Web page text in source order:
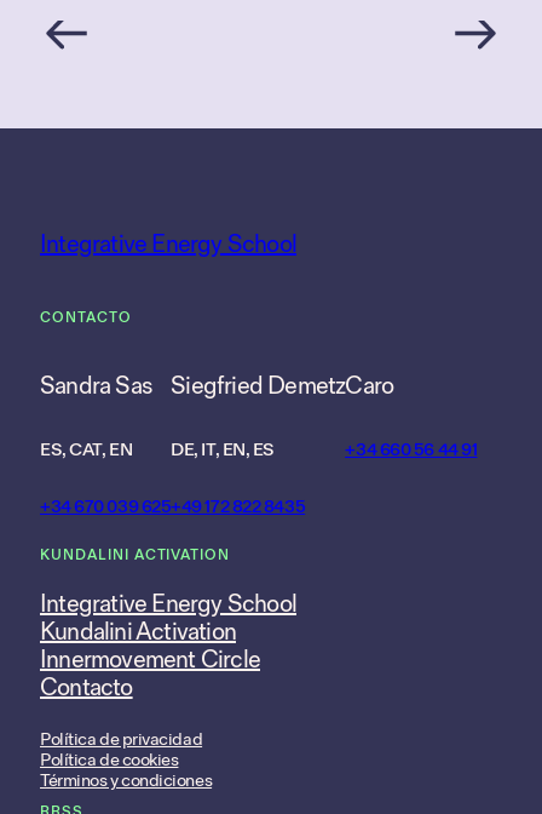
Integrative Energy School
CONTACTO
Sandra Sas
ES, CAT, EN
+34 670 039 625
Siegfried Demetz
DE, IT, EN, ES
+49 172 822 8435
Caro
+34 660 56 44 91
KUNDALINI ACTIVATION
Integrative Energy School
Kundalini Activation
Innermovement Circle
Contacto
Política de privacidad
Política de cookies
Términos y condiciones